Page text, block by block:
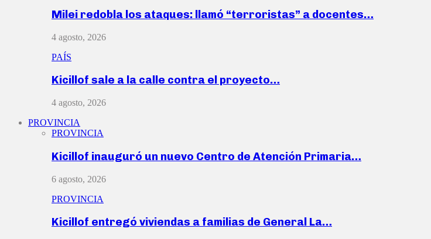
Milei redobla los ataques: llamó “terroristas” a docentes…
4 agosto, 2026
PAÍS
Kicillof sale a la calle contra el proyecto…
4 agosto, 2026
PROVINCIA
PROVINCIA
Kicillof inauguró un nuevo Centro de Atención Primaria…
6 agosto, 2026
PROVINCIA
Kicillof entregó viviendas a familias de General La…